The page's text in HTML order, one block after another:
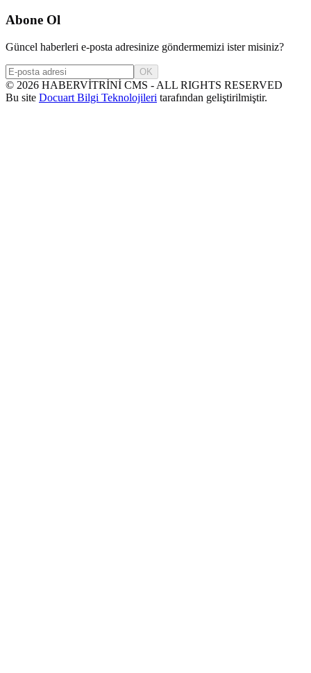
Abone Ol
Güncel haberleri e-posta adresinize göndermemizi ister misiniz?
OK
© 2026 HABERVİTRİNİ CMS - ALL RIGHTS RESERVED
Bu site Docuart Bilgi Teknolojileri tarafından geliştirilmiştir.